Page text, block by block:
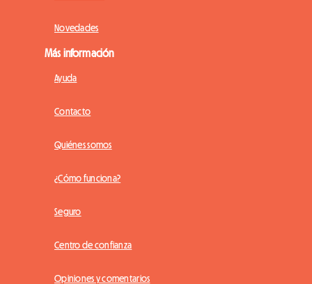
Novedades
Más información
Ayuda
Contacto
Quiénes somos
¿Cómo funciona?
Seguro
Centro de confianza
Opiniones y comentarios